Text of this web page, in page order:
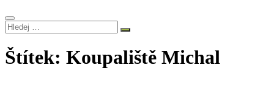
Hledej
…
Štítek: Koupaliště Michal